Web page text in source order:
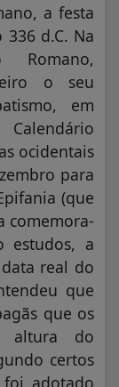
a festa
d.C. Na
o seu
em
ocidentais
para
(que
comemora-
estudos, a
real do
que
que os
altura do
certos
adotado